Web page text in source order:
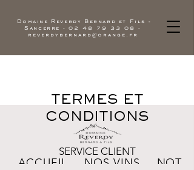
Domaine Reverdy Bernard et Fils -
Sancerre - 02 48 79 33 08
-
reverdybernard@orange.fr
ACCUEIL NOS VINS
TERMES ET
CONDITIONS
SERVICE CLIENT